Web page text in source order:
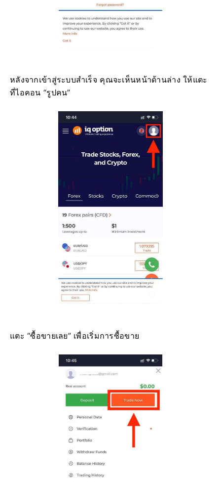
หลังจากเข้าสู่ระบบสำเร็จ คุณจะเห็นหน้าด้านล่าง ให้แตะ
ที่ไอคอน “รูปคน”
แตะ “ซื้อขายเลย” เพื่อเริ่มการซื้อขาย